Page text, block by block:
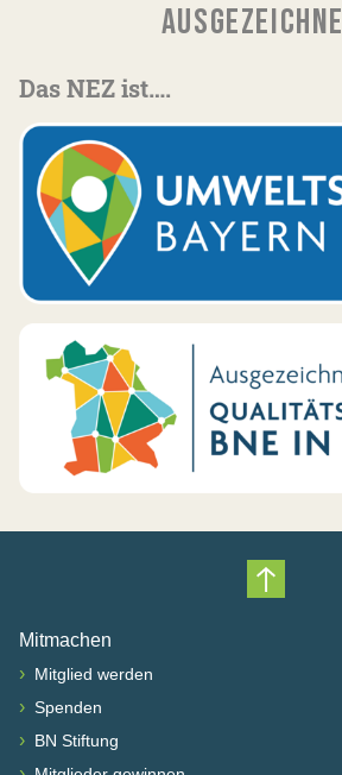
Das NEZ ist….
Nach
Mitmachen
› Mitglied werden
› Spenden
› BN Stiftung